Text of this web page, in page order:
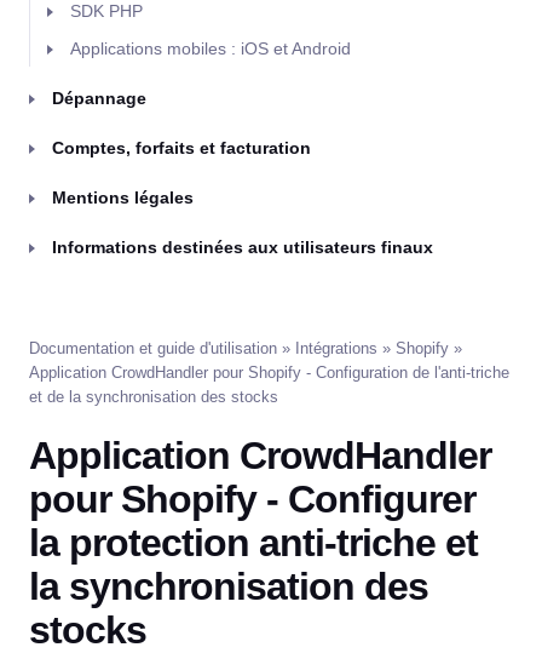
SDK PHP
Applications mobiles : iOS et Android
Dépannage
Comptes, forfaits et facturation
Mentions légales
Informations destinées aux utilisateurs finaux
Documentation et guide d'utilisation » Intégrations » Shopify »
Application CrowdHandler pour Shopify - Configuration de l'anti-triche
et de la synchronisation des stocks
Application CrowdHandler
pour Shopify - Configurer
la protection anti-triche et
la synchronisation des
stocks